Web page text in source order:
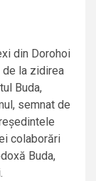
din Dorohoi
la zidirea
Buda,
semnat de
colaborări
Buda,